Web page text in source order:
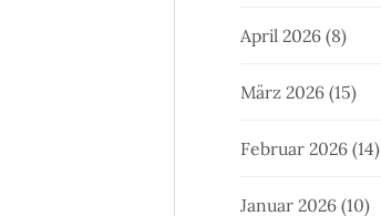
April 2026 (8)
März 2026 (15)
Februar 2026 (14)
Januar 2026 (10)